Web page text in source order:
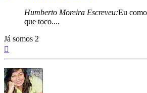
Humberto Moreira Escreveu:Eu
que toco....
Já somos 2